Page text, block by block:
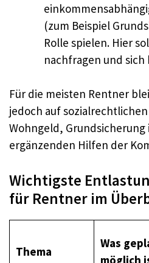
(zum Beispiel
Rolle spielen. Hier
nachfragen und sich
Für die meisten Rentner
jedoch auf
Wohngeld,
ergänzenden Hilfen der
Wichtigste
für Rentner im
Thema
Was
möglich